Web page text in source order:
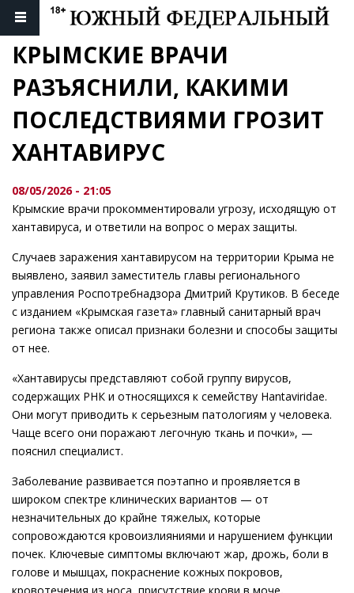
КРЫМСКИЕ ВРАЧИ
РАЗЪЯСНИЛИ, КАКИМИ
ПОСЛЕДСТВИЯМИ ГРОЗИТ
ХАНТАВИРУС
08/05/2026 - 21:05
Крымские врачи прокомментировали угрозу, исходящую от
хантавируса, и ответили на вопрос о мерах защиты.
Случаев заражения хантавирусом на территории Крыма не
выявлено, заявил заместитель главы регионального
управления Роспотребнадзора Дмитрий Крутиков. В беседе
с изданием «Крымская газета» главный санитарный врач
региона также описал признаки болезни и способы защиты
от нее.
«Хантавирусы представляют собой группу вирусов,
содержащих РНК и относящихся к семейству Hantaviridae.
Они могут приводить к серьезным патологиям у человека.
Чаще всего они поражают легочную ткань и почки», —
пояснил специалист.
Заболевание развивается поэтапно и проявляется в
широком спектре клинических вариантов — от
незначительных до крайне тяжелых, которые
сопровождаются кровоизлияниями и нарушением функции
почек. Ключевые симптомы включают жар, дрожь, боли в
голове и мышцах, покраснение кожных покровов,